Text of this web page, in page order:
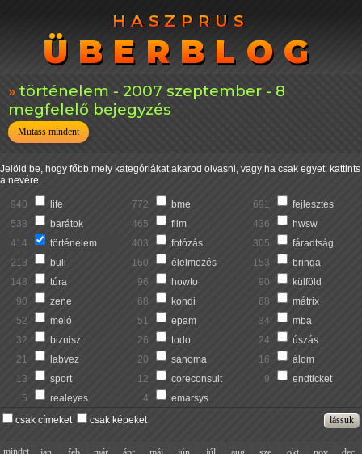
HASZPRUS
ÜBERBLOG
HASZPRUS
ÜBERBLOG
történelem - 2007 szeptember - 8
megfelelő bejegyzés
Mutass mindent
Jelöld be, hogy főbb mely kategóriákat akarod olvasni, vagy ha csak egyet: kattints
a nevére.
940 life 772 bme 691
fejlesztés
538
barátok 465 film 436
hwsw
414
történelem 403 fotózás 305
fáradtság
218
buli 160 élelmezés 153
bringa
148
túra 96 howto 90
külföld
90
zene 68 kondi 68
mátrix
52
meló 51 epam 34
mba
32
biznisz 26 todo 24
úszás
21
labvez 20 sanoma 16
álom
13
sport 12 coreconsult 9
endticket
5
realeyes 4
emarsys
csak címeket
csak képeket
mindet